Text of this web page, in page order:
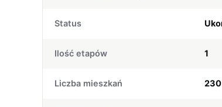
Status
Ilość etapów 1
Liczba mieszkań 230